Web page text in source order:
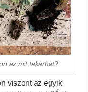
az mit takarhat?
viszont az egyik